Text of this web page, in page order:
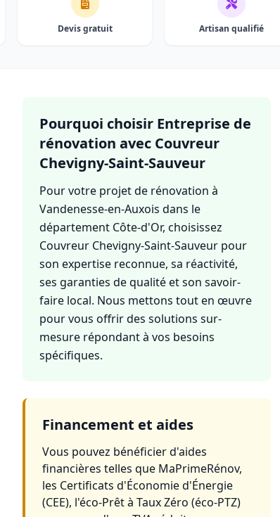
Devis gratuit Artisan qualifié
Pourquoi choisir Entreprise de
rénovation avec Couvreur
Chevigny-Saint-Sauveur
Pour votre projet de rénovation à
Vandenesse-en-Auxois dans le
département Côte-d'Or, choisissez
Couvreur Chevigny-Saint-Sauveur pour
son expertise reconnue, sa réactivité,
ses garanties de qualité et son savoir-
faire local. Nous mettons tout en œuvre
pour vous offrir des solutions sur-
mesure répondant à vos besoins
spécifiques.
Financement et aides
Vous pouvez bénéficier d'aides
financières telles que MaPrimeRénov,
les Certificats d'Économie d'Énergie
(CEE), l'éco-Prêt à Taux Zéro (éco-PTZ)